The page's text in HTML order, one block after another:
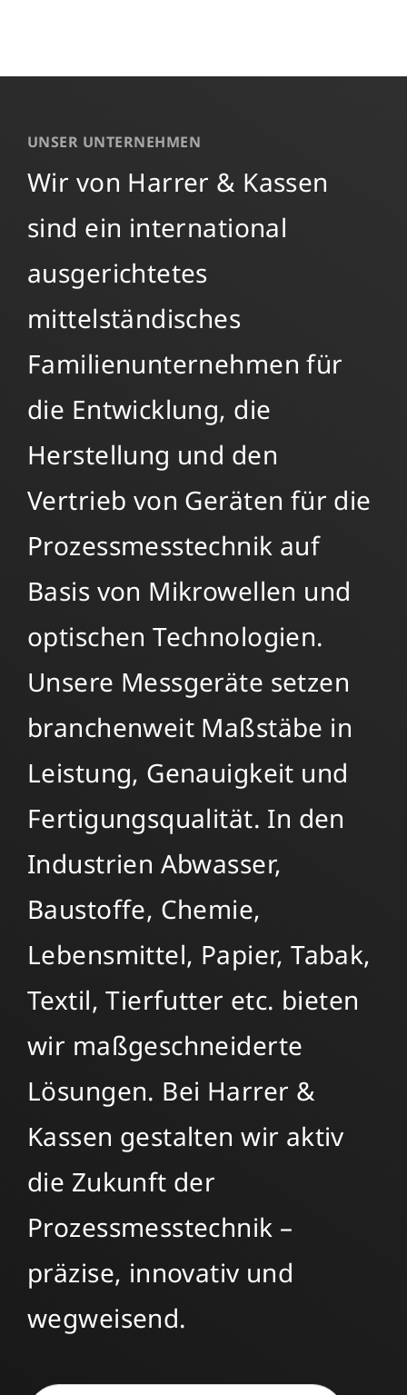
UNSER UNTERNEHMEN
Wir von Harrer & Kassen
sind ein international
ausgerichtetes
mittelständisches
Familienunternehmen für
die Entwicklung, die
Herstellung und den
Vertrieb von Geräten für die
Prozessmesstechnik auf
Basis von Mikrowellen und
optischen Technologien.
Unsere Messgeräte setzen
branchenweit Maßstäbe in
Leistung, Genauigkeit und
Fertigungsqualität. In den
Industrien Abwasser,
Baustoffe, Chemie,
Lebensmittel, Papier, Tabak,
Textil, Tierfutter etc. bieten
wir maßgeschneiderte
Lösungen. Bei Harrer &
Kassen gestalten wir aktiv
die Zukunft der
Prozessmesstechnik –
präzise, innovativ und
wegweisend.